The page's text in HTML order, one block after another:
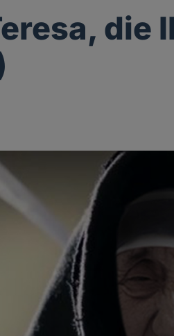
die